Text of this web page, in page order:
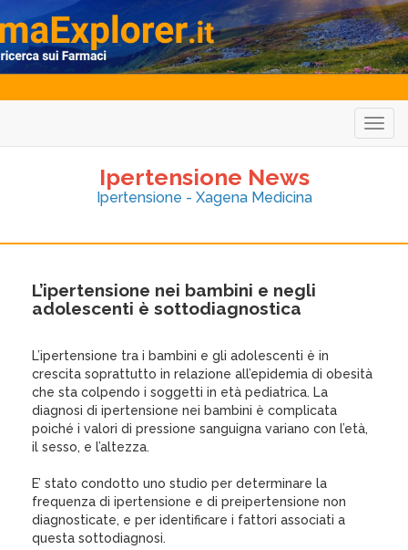
Ipertensione News
Ipertensione - Xagena Medicina
L’ipertensione nei bambini e negli
adolescenti è sottodiagnostica
L’ipertensione tra i bambini e gli adolescenti è in
crescita soprattutto in relazione all’epidemia di obesità
che sta colpendo i soggetti in età pediatrica. La
diagnosi di ipertensione nei bambini è complicata
poiché i valori di pressione sanguigna variano con l’età,
il sesso, e l’altezza.
E’ stato condotto uno studio per determinare la
frequenza di ipertensione e di preipertensione non
diagnosticate, e per identificare i fattori associati a
questa sottodiagnosi.